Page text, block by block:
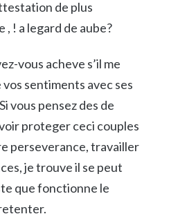
de plus
, ! a legard de aube?
vous acheve s’il me
sentiments avec ses
vous pensez des de
proteger ceci couples
perseverance, travailler
je trouve il se peut
que fonctionne le
are consenting to receive marketing emails
220 25th Street, Manhattan Beach, CA,
. You can revoke your
at any time by using the SafeUnsubscribe® link,